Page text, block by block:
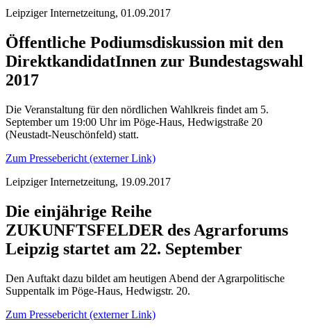
Leipziger Internetzeitung, 01.09.2017
Öffentliche Podiumsdiskussion mit den
DirektkandidatInnen zur Bundestagswahl
2017
Die Veranstaltung für den nördlichen Wahlkreis findet am 5.
September um 19:00 Uhr im Pöge-Haus, Hedwigstraße 20
(Neustadt-Neuschönfeld) statt.
Zum Pressebericht (externer Link)
Leipziger Internetzeitung, 19.09.2017
Die einjährige Reihe
ZUKUNFTSFELDER des Agrarforums
Leipzig startet am 22. September
Den Auftakt dazu bildet am heutigen Abend der Agrarpolitische
Suppentalk im Pöge-Haus, Hedwigstr. 20.
Zum Pressebericht (externer Link)